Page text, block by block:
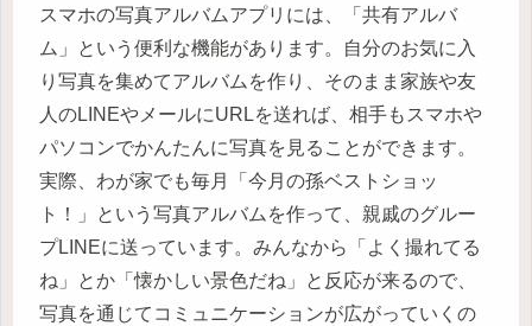
スマホの写真アルバムアプリには、「共有アルバ
ム」という便利な機能があります。自分のお気に入
り写真を集めてアルバムを作り、そのまま家族や友
人のLINEやメールにURLを送れば、相手もスマホや
パソコンでかんたんに写真を見ることができます。
実際、わが家でも毎月「今月の孫ベストショッ
ト！」という写真アルバムを作って、親戚のグルー
プLINEに送っています。みんなから「よく撮れてる
ね」とか「懐かしい景色だね」と反応が来るので、
写真を通じてコミュニケーションが広がっていくの